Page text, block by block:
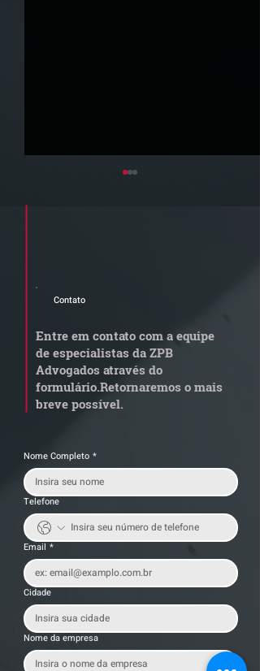
ZPB Advogados
dos principais
escritórios de Campinas
Contato
Entre em contato com a equipe
de especialistas da ZPB
Advogados através do
formulário.Retornaremos o mais
breve possível.
Nome Completo *
Telefone
Email *
Cidade
Nome da empresa